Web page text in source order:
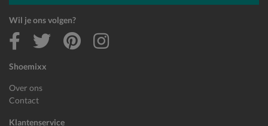
Shoemixx
Over ons
Contact
Klantenservice
Wil je ons volgen?